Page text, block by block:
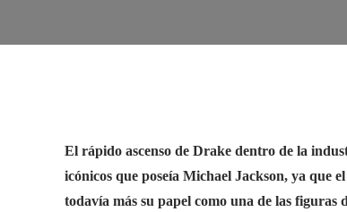
El rápido ascenso de Drake dentro de la
icónicos que poseía Michael Jackson, ya que
todavía más su papel como una de las